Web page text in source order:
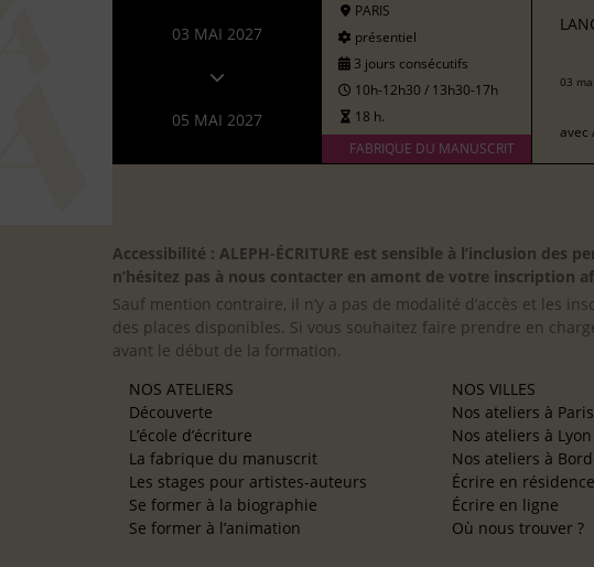
03 MAI 2027
05 MAI 2027
PARIS
présentiel
3 jours consécutifs
10h-12h30 / 13h30-17h
18 h.
FABRIQUE DU MANUSCRIT
03
avec
Accessibilité : ALEPH-ÉCRITURE est sensible à l’inclusion
n’hésitez pas à nous contacter en amont de votre inscription
Sauf mention contraire, il n’y a pas de modalité d’accès et les
des places disponibles. Si vous souhaitez faire prendre en
avant le début de la formation.
NOS ATELIERS
Découverte
L’école d’écriture
La fabrique du manuscrit
Les stages pour artistes-auteurs
Se former à la biographie
Se former à l’animation
NOS VILLES
Nos ateliers à Paris
Nos ateliers à Lyon
Nos ateliers à
Écrire en résidence
Écrire en ligne
Où nous trouver ?